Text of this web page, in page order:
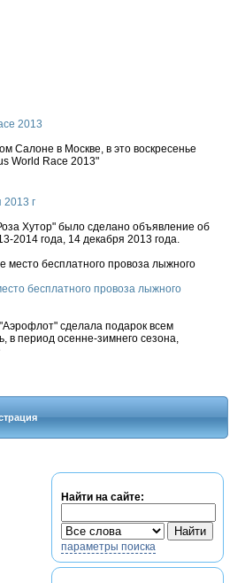
2013
Салоне в Москве, в это воскресенье
World Race 2013"
2013 г
Хутор" было сделано объявление об
2014 года, 14 декабря 2013 года.
бесплатного провоза лыжного
сделала подарок всем
в период осенне-зимнего сезона,
Найти на сайте:
параметры поиска